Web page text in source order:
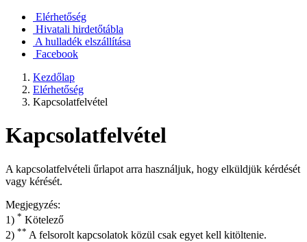
Elérhetőség
Hivatali hirdetőtábla
A hulladék elszállítása
Facebook
Kezdőlap
Elérhetőség
Kapcsolatfelvétel
Kapcsolatfelvétel
A kapcsolatfelvételi űrlapot arra használjuk, hogy elküldjük kérdését
vagy kérését.
Megjegyzés:
1) * Kötelező
2) ** A felsorolt kapcsolatok közül csak egyet kell kitöltenie.